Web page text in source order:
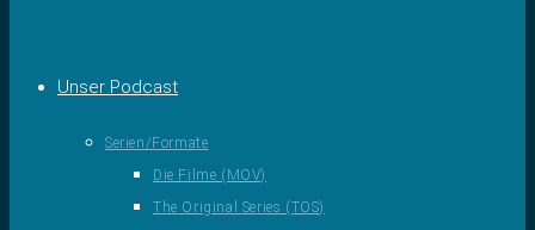
Unser Podcast
Serien/Formate
Die Filme (MOV)
The Original Series (TOS)